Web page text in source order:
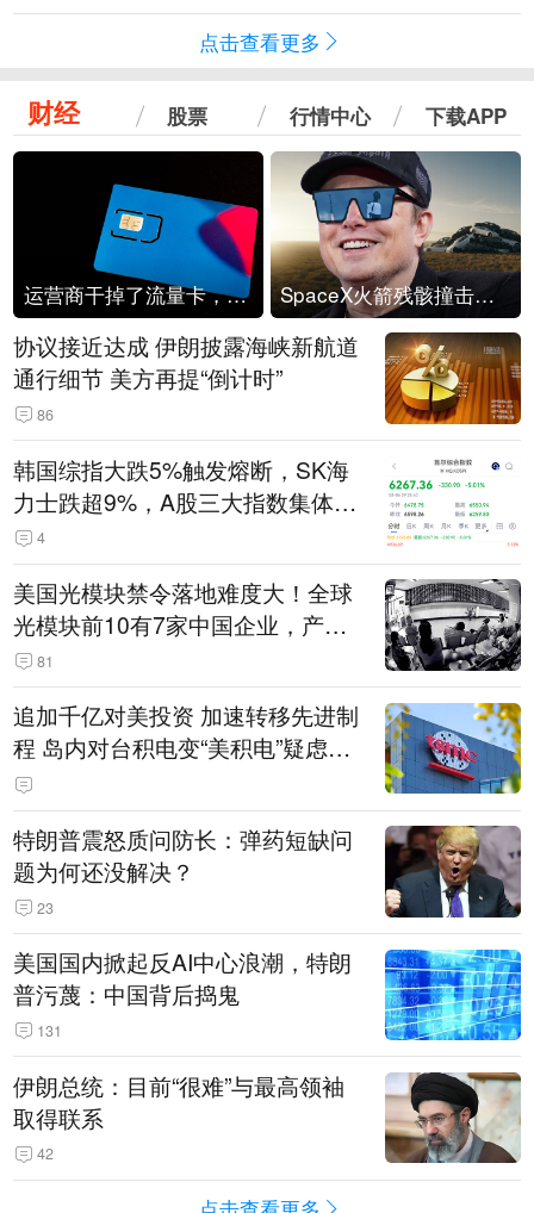
点击查看更多
财经 股票 行情中心 下载APP
运营商干掉了流量卡，他们真的玩不起了 SpaceX火箭残骸撞击月球
协议接近达成 伊朗披露海峡新航道
通行细节 美方再提“倒计时”
86
韩国综指大跌5%触发熔断，SK海
力士跌超9%，A股三大指数集体低
开 4
美国光模块禁令落地难度大！全球
光模块前10有7家中国企业，产业
界人士：想“脱钩”并不容易
81
追加千亿对美投资 加速转移先进制
程 岛内对台积电变“美积电”疑虑担
忧加剧
特朗普震怒质问防长：弹药短缺问
题为何还没解决？
23
美国国内掀起反AI中心浪潮，特朗
普污蔑：中国背后捣鬼
131
伊朗总统：目前“很难”与最高领袖
取得联系
42